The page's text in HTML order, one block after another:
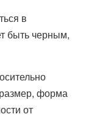
в
быть черным,
форма
от